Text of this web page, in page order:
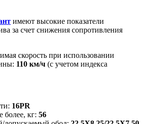
имеют высокие показатели
за счет снижения сопротивления
скорость при использовании
110 км/ч (с учетом индекса
16PR
кг: 56